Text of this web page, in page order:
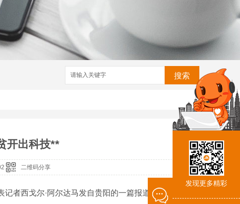
搜索
开出科技**
二维码分享
西戈尔·阿尔达马发自贵阳的一篇报道，题为
发现更多精彩